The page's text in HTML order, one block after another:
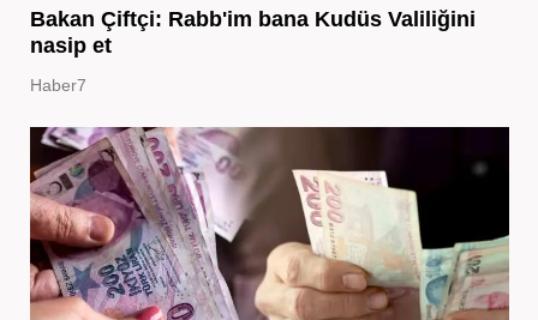
Bakan Çiftçi: Rabb'im bana Kudüs Valiliğini
nasip et
Haber7